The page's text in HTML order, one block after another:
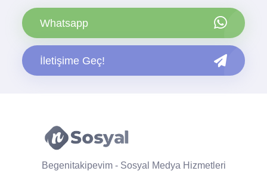
Whatsapp
İletişime Geç!
Begenitakipevim - Sosyal Medya Hizmetleri